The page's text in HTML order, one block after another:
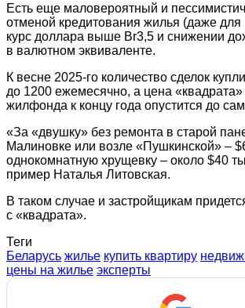
Есть еще маловероятный и
отменой кредитования жилья (даже
курс доллара выше Br3,5 и снижении
в валютном эквиваленте.
К весне 2025-го количество сделок
до 1200 ежемесячно, а цена «квадрата»
жилфонда к концу года опустится до
«За «двушку» без ремонта в старой
Малиновке или возле «Пушкинской» –
однокомнатную хрущевку – около $40
пример Наталья Литовская.
В таком случае и застройщикам
с «квадрата».
Теги
Беларусь жилье купить квартиру
цены на жилье эксперты